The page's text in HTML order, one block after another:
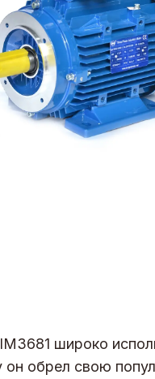
широко
обрел свою